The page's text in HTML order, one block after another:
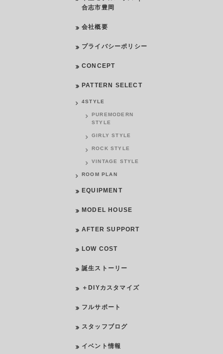
合志市豊岡
会社概要
プライバシーポリシー
CONCEPT
PATTERN SELECT
4STYLE
PUREMODERN
STYLE
GIRLY STYLE
ROCK STYLE
VINTAGE STYLE
ROOM PLAN
EQUIPMENT
MODEL HOUSE
AFTER SUPPORT
LOW COST
誕生ストーリー
＋DIYカスタマイズ
フルサポート
スタッフブログ
イベント情報